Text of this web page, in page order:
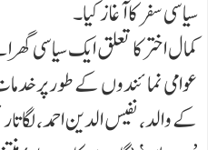
سیاسی سفر کا آغاز کیا۔
کمال اختر کا تعلق ایک سیاسی
عوامی نمائندوں کے طور پر
کے والد، نفیس الدین احمد،